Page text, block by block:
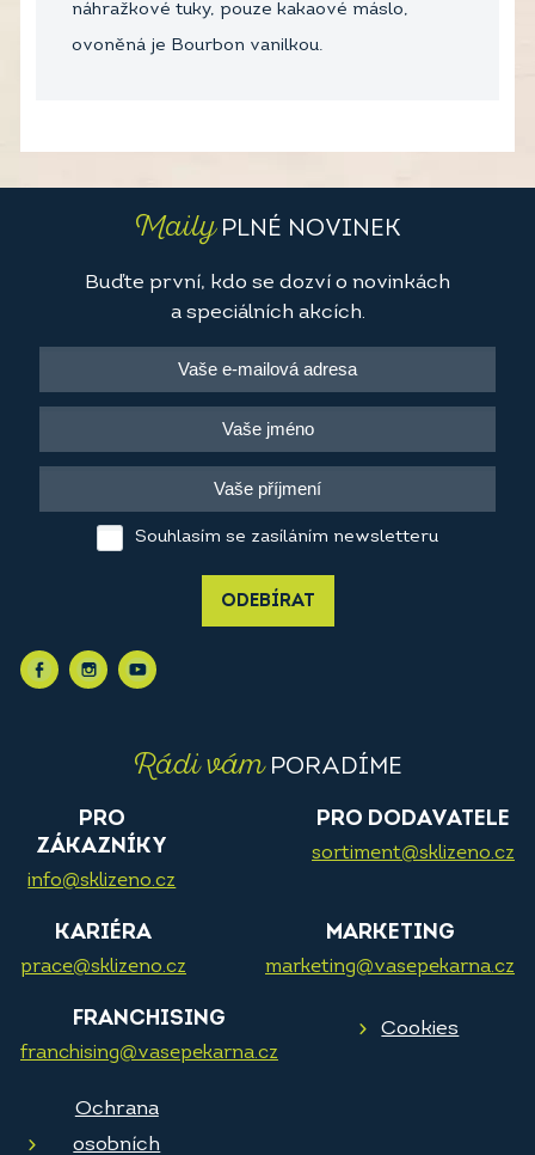
náhražkové tuky, pouze kakaové máslo,
ovoněná je Bourbon vanilkou.
MailyPLNÉ NOVINEK
Buďte první, kdo se dozví o novinkách
a speciálních akcích.
Souhlasím se zasíláním newsletteru
ODEBÍRAT
Rádi vámPORADÍME
PRO
ZÁKAZNÍKY
info@sklizeno.cz
PRO DODAVATELE
sortiment@sklizeno.cz
KARIÉRA
prace@sklizeno.cz
MARKETING
marketing@vasepekarna.cz
FRANCHISING
franchising@vasepekarna.cz
Cookies
Ochrana
osobních